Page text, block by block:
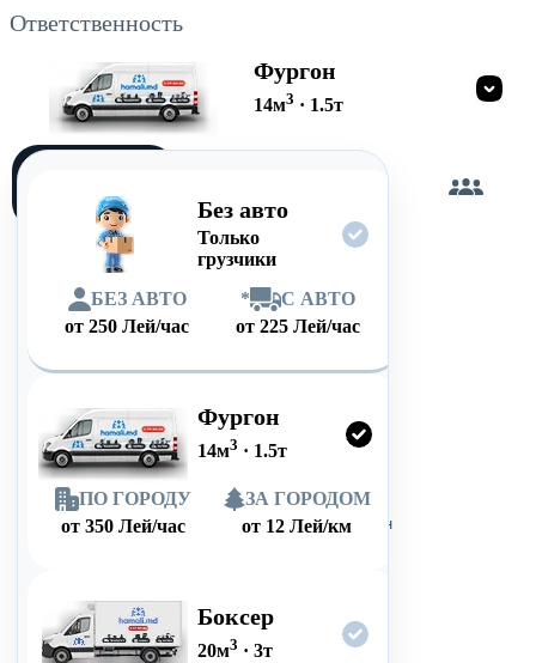
Ответственность
Фургон
14м3 · 1.5т
Без авто
Только
грузчики
БЕЗ АВТО
от250 Лей/час
*
С АВТО
от 225 Лей/час
Фургон
14м3 · 1.5т
ПО ГОРОДУ
от 350 Лей/час
ЗА ГОРОДОМ
от 12 Лей/км
Боксер
20м3 · 3т